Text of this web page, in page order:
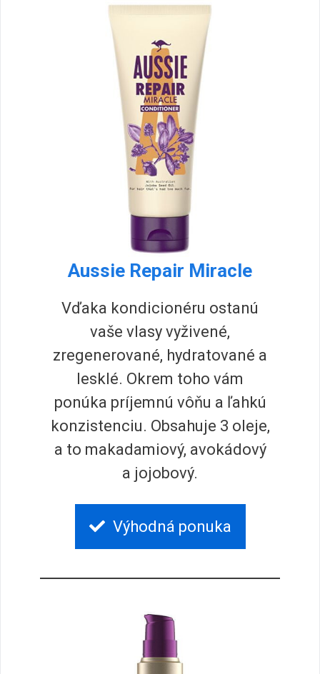
Aussie Repair Miracle
Vďaka kondicionéru ostanú
vaše vlasy vyživené,
zregenerované, hydratované a
lesklé. Okrem toho vám
ponúka príjemnú vôňu a ľahkú
konzistenciu. Obsahuje 3 oleje,
a to makadamiový, avokádový
a jojobový.
Výhodná ponuka